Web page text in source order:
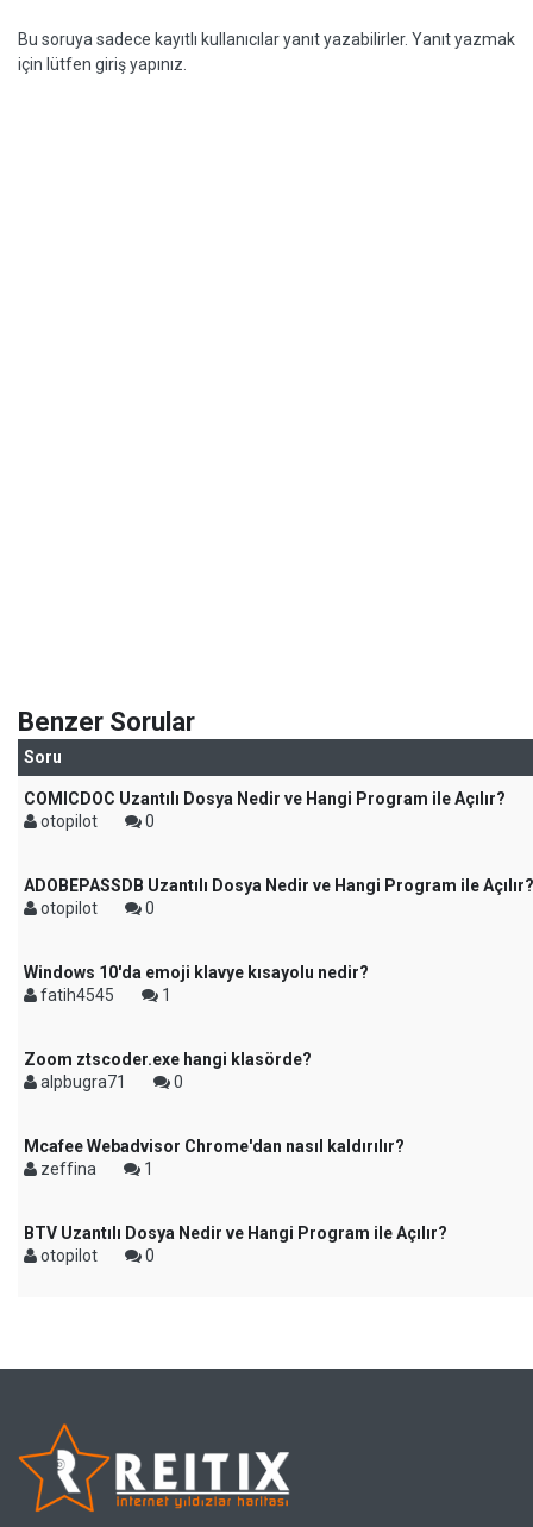
Bu soruya sadece kayıtlı kullanıcılar yanıt yazabilirler. Yanıt yazmak
için lütfen giriş yapınız.
Benzer Sorular
Soru
COMICDOC Uzantılı Dosya Nedir ve Hangi Program ile Açılır?
otopilot
0
ADOBEPASSDB Uzantılı Dosya Nedir ve Hangi Program ile Açılır?
otopilot
0
Windows 10'da emoji klavye kısayolu nedir?
fatih4545
1
Zoom ztscoder.exe hangi klasörde?
alpbugra71
0
Mcafee Webadvisor Chrome'dan nasıl kaldırılır?
zeffina
1
BTV Uzantılı Dosya Nedir ve Hangi Program ile Açılır?
otopilot
0